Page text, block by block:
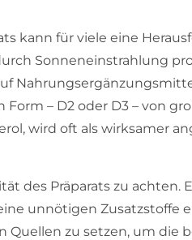
kann für viele eine
Sonneneinstrahlung
– D2 oder D3 – von
wird oft als wirksamer
des Präparats zu achten.
unnötigen Zusatzstoffe
Quellen zu setzen, um die